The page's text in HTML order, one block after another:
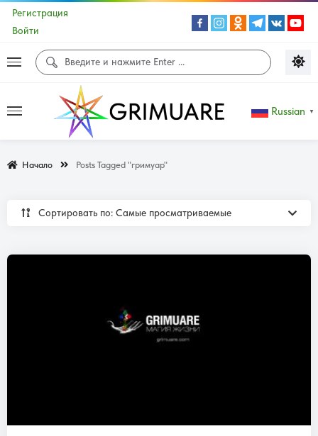
Регистрация
Войти
Russian ▼
Начало Posts Tagged "гримуар"
Сортировать по: Самые просматриваемые